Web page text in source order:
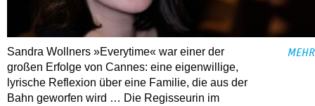
Sandra Wollners »Everytime« war einer der
großen Erfolge von Cannes: eine eigenwillige,
lyrische Reflexion über eine ­Familie, die aus der
Bahn geworfen wird … Die Regisseurin im
MEHR